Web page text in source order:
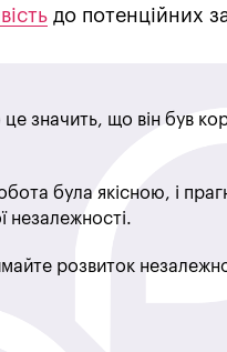
до потенційних
значить, що він був
була якісною, і
незалежності.
розвиток